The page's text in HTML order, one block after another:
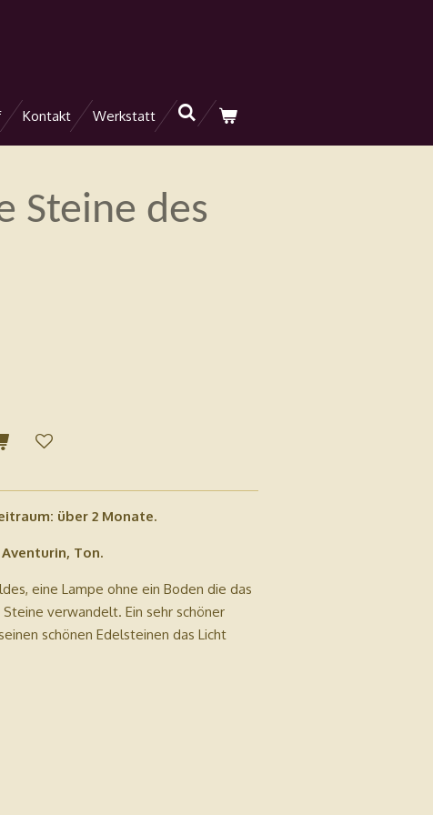
Kontakt Werkstatt
Steine des
über 2 Monate.
Ton.
eine Lampe ohne ein Boden die das
verwandelt. Ein sehr schöner
schönen Edelsteinen das Licht